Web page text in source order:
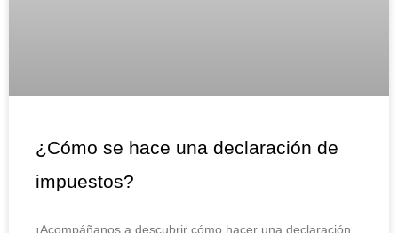
¿Cómo se hace una declaración de
impuestos?
¡Acompáñanos a descubrir cómo hacer una declaración